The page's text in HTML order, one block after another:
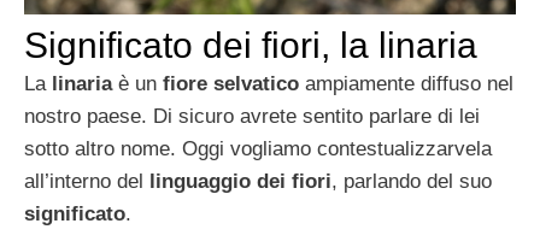
Significato dei fiori, la linaria
La linariaè un fiore selvatico ampiamente diffuso nel
nostro paese. Di sicuro avrete sentito parlare di lei
sotto altro nome. Oggi vogliamo contestualizzarvela
all’interno del
linguaggio dei fiori, parlando del suo
significato.